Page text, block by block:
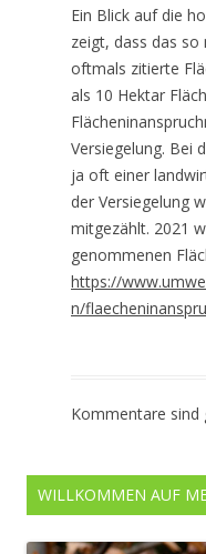
Ein Blick auf die
zeigt, dass das
oftmals zitierte
als 10 Hektar
Versiegelung. Bei
ja oft einer
der Versiegelung
mitgezählt. 2021
genommenen
https://
n/
Kommentare sind
WILLKOMMEN AUF